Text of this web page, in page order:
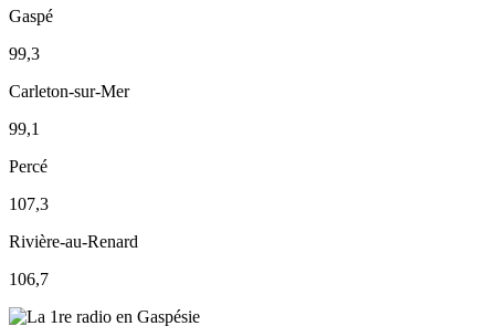
Gaspé
99,3
Carleton-sur-Mer
99,1
Percé
107,3
Rivière-au-Renard
106,7